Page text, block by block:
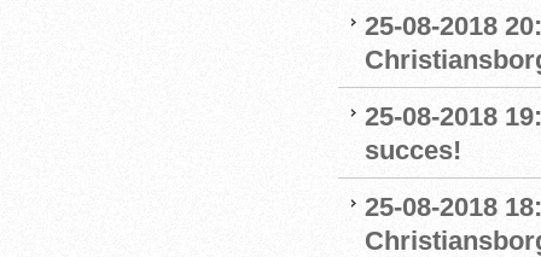
25-08-2018
25-08-2018
succes!
25-08-2018